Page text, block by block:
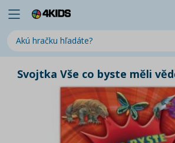
Svojtka Vše co byste měli